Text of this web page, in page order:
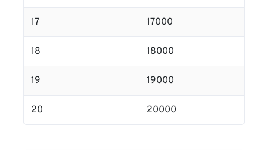
17 17000
18 18000
19 19000
20 20000